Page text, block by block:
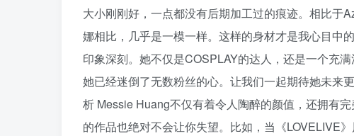
大小刚刚好，一点都没有后期加工过的痕迹。相比于
娜相比，几乎是一模一样。这样的身材才是我心目中
印象深刻。她不仅是COSPLAY的达人，还是一个充
她已经迷倒了无数粉丝的心。让我们一起期待她未来
析 Messie Huang不仅有着令人陶醉的颜值，还拥有
的作品也绝对不会让你失望。比如，当《LOVELIVE